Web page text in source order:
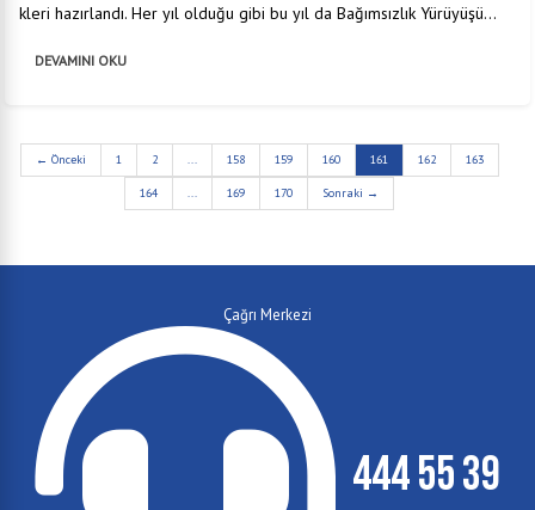
kleri hazırlandı. Her yıl olduğu gibi bu yıl da Bağımsızlık Yürüyüşü...
DEVAMINI OKU
← Önceki 1 2 ... 158 159 160 161 162 163
164 ... 169 170 Sonraki →
Çağrı Merkezi
444 55 39